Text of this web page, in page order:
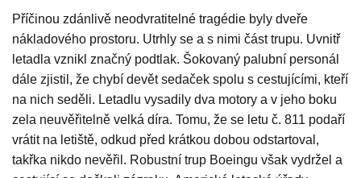
Příčinou zdánlivě neodvratitelné tragédie byly dveře
nákladového prostoru. Utrhly se a s nimi část trupu. Uvnitř
letadla vznikl značný podtlak. Šokovaný palubní personál
dále zjistil, že chybí devět sedaček spolu s cestujícími, kteří
na nich seděli. Letadlu vysadily dva motory a v jeho boku
zela neuvěřitelně velká díra. Tomu, že se letu č. 811 podaří
vrátit na letiště, odkud před krátkou dobou odstartoval,
takřka nikdo nevěřil. Robustní trup Boeingu však vydržel a